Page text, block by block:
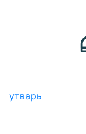
утварь